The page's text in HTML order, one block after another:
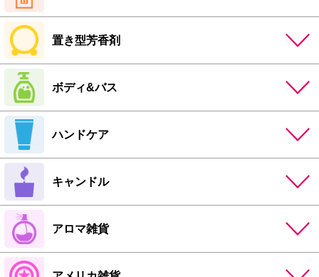
置き型芳香剤
ボディ&バス
ハンドケア
キャンドル
アロマ雑貨